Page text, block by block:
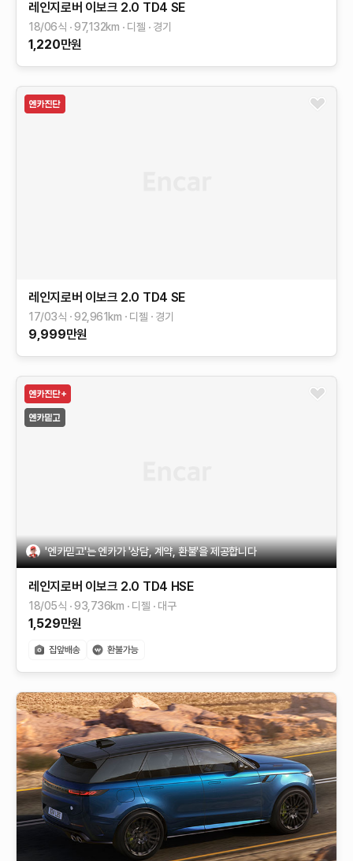
레인지로버 이보크 2.0 TD4 SE
18/06식 97,132km 디젤 경기
1,220만원
레인지로버 이보크 2.0 TD4 SE
17/03식 92,961 km 디젤 경기
9,999만원
'엔카믿고'는 엔카가 '상담, 계약, 환불'을 제공합니다
레인지로버 이보크 2.0 TD4 HSE
18/05식 93,736km 디젤 대구
1,529만원